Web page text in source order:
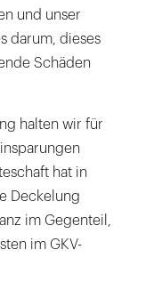
und unser
darum, dieses
Schäden
halten wir für
hat in
Deckelung
im Gegenteil,
im GKV-